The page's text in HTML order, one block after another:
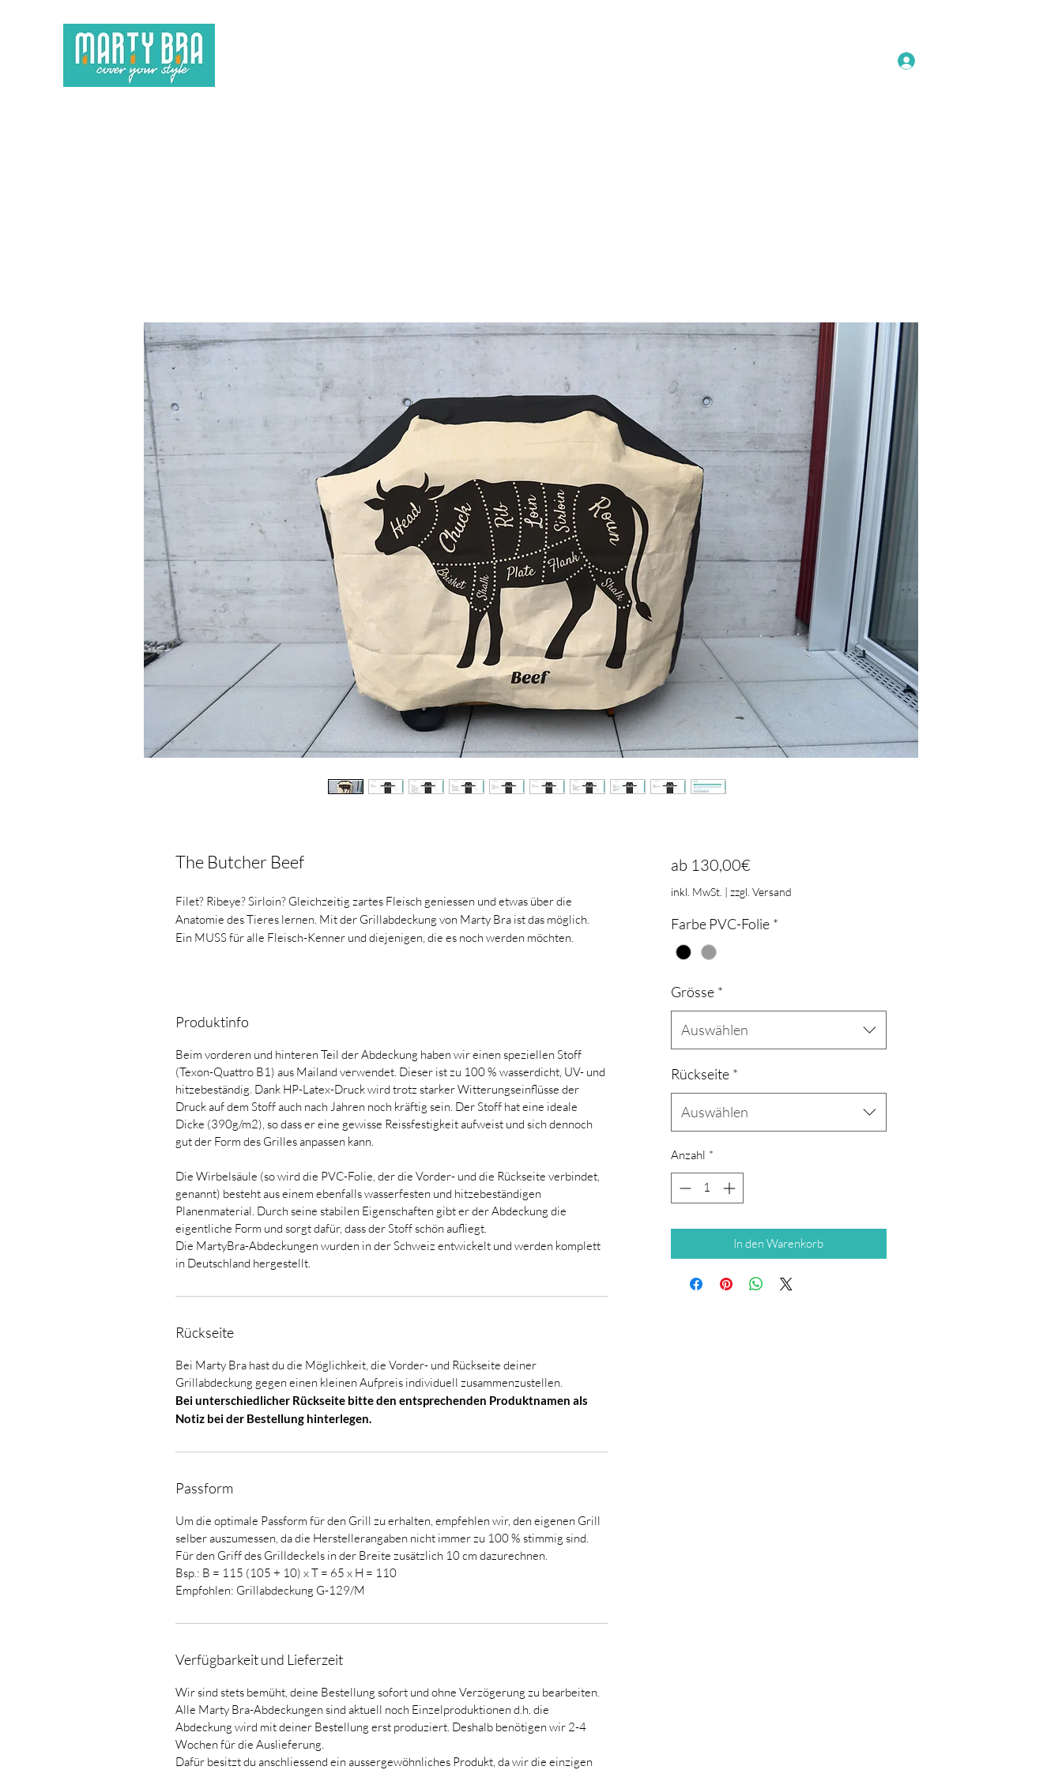
The Butcher Beef
Filet? Ribeye? Sirloin? Gleichzeitig zartes Fleisch geniessen und etwas über die
Anatomie des Tieres lernen. Mit der Grillabdeckung von Marty Bra ist das möglich.
Ein MUSS für alle Fleisch-Kenner und diejenigen, die es noch werden möchten.
Produktinfo
Beim vorderen und hinteren Teil der Abdeckung haben wir einen speziellen Stoff
(Texon-Quattro B1) aus Mailand verwendet. Dieser ist zu 100 % wasserdicht, UV- und
hitzebeständig. Dank HP-Latex-Druck wird trotz starker Witterungseinflüsse der
Druck auf dem Stoff auch nach Jahren noch kräftig sein. Der Stoff hat eine ideale
Dicke (390g/m2), so dass er eine gewisse Reissfestigkeit aufweist und sich dennoch
gut der Form des Grilles anpassen kann.
Die Wirbelsäule (so wird die PVC-Folie, der die Vorder- und die Rückseite verbindet,
genannt) besteht aus einem ebenfalls wasserfesten und hitzebeständigen
Planenmaterial. Durch seine stabilen Eigenschaften gibt er der Abdeckung die
eigentliche Form und sorgt dafür, dass der Stoff schön aufliegt.
Die MartyBra-Abdeckungen wurden in der Schweiz entwickelt und werden komplett
in Deutschland hergestellt.
Rückseite
Bei Marty Bra hast du die Möglichkeit, die Vorder- und Rückseite deiner
Grillabdeckung gegen einen kleinen Aufpreis individuell zusammenzustellen.
Bei unterschiedlicher Rückseite bitte den entsprechenden Produktnamen als
Notiz bei der Bestellung hinterlegen.
Passform
Um die optimale Passform für den Grill zu erhalten, empfehlen wir, den eigenen Grill
selber auszumessen, da die Herstellerangaben nicht immer zu 100 % stimmig sind.
Für den Griff des Grilldeckels in der Breite zusätzlich 10 cm dazurechnen.
Bsp.: B = 115 (105 + 10) x T = 65 x H = 110
Empfohlen: Grillabdeckung G-129/M
Verfügbarkeit und Lieferzeit
Wir sind stets bemüht, deine Bestellung sofort und ohne Verzögerung zu bearbeiten.
Alle Marty Bra-Abdeckungen sind aktuell noch Einzelproduktionen d.h. die
Abdeckung wird mit deiner Bestellung erst produziert. Deshalb benötigen wir 2-4
Wochen für die Auslieferung.
Dafür besitzt du anschliessend ein aussergewöhnliches Produkt, da wir die einzigen
ab 130,00€Sale-
Preis
inkl. MwSt. | zzgl. Versand
Farbe PVC-Folie *
Grösse *
Auswählen
Rückseite *
Auswählen
Anzahl *
In den Warenkorb